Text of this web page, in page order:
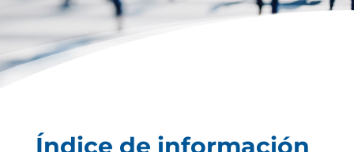
Índice de información